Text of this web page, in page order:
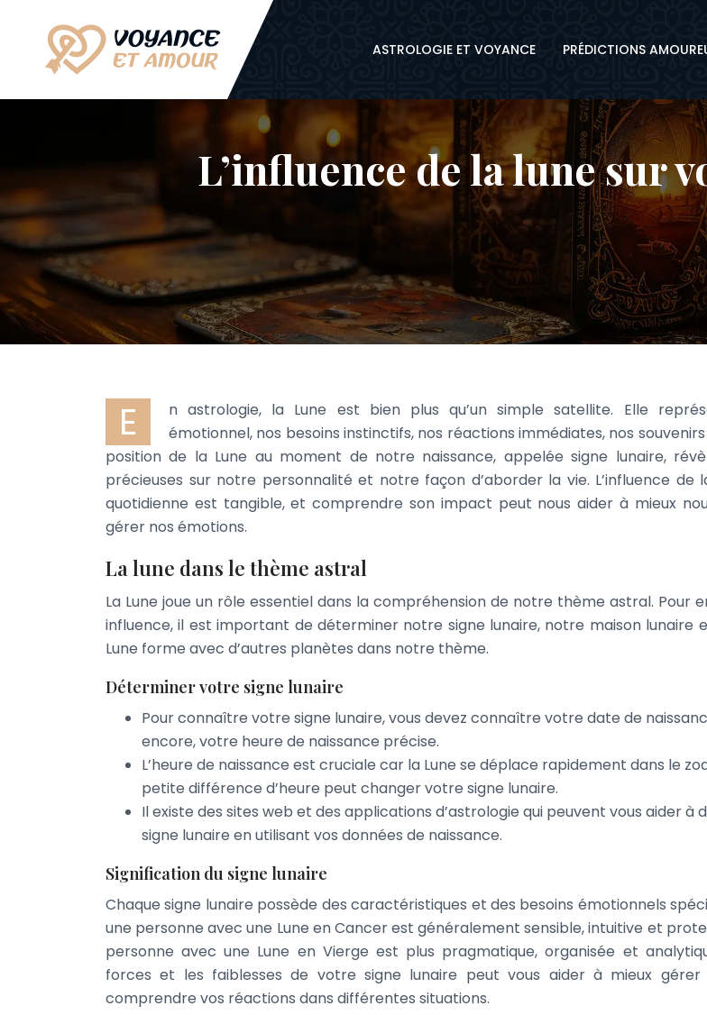
ASTROLOGIE ET VOYANCE PRÉDICTIONS
L’influence de la lune sur
E
n astrologie, la Lune est bien plus qu’un simple satellite. Elle
émotionnel, nos besoins instinctifs, nos réactions immédiates, nos
position de la Lune au moment de notre naissance, appelée signe lunaire,
précieuses sur notre personnalité et notre façon d’aborder la vie. L’influence de
quotidienne est tangible, et comprendre son impact peut nous aider à mieux
gérer nos émotions.
La lune dans le thème astral
La Lune joue un rôle essentiel dans la compréhension de notre thème astral. Pour
influence, il est important de déterminer notre signe lunaire, notre maison lunaire
Lune forme avec d’autres planètes dans notre thème.
Déterminer votre signe lunaire
Pour connaître votre signe lunaire, vous devez connaître votre date de
encore, votre heure de naissance précise.
L’heure de naissance est cruciale car la Lune se déplace rapidement dans le
petite différence d’heure peut changer votre signe lunaire.
Il existe des sites web et des applications d’astrologie qui peuvent vous aider à
signe lunaire en utilisant vos données de naissance.
Signification du signe lunaire
Chaque signe lunaire possède des caractéristiques et des besoins émotionnels
une personne avec une Lune en Cancer est généralement sensible, intuitive et
personne avec une Lune en Vierge est plus pragmatique, organisée et
forces et les faiblesses de votre signe lunaire peut vous aider à mieux
comprendre vos réactions dans différentes situations.